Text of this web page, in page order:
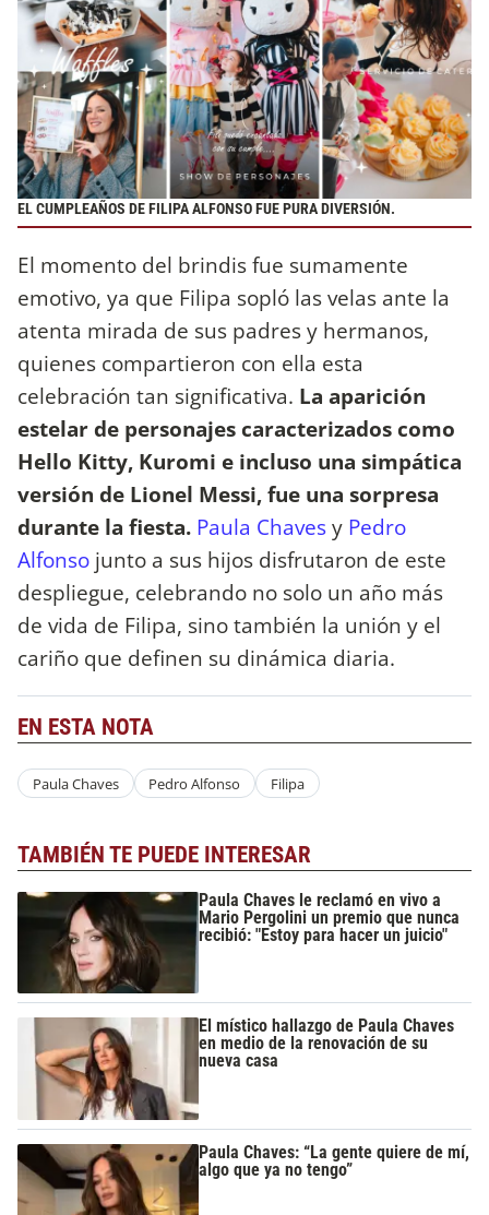
EL CUMPLEAÑOS DE FILIPA ALFONSO FUE PURA DIVERSIÓN.
El momento del brindis fue sumamente
emotivo, ya que Filipa sopló las velas ante la
atenta mirada de sus padres y hermanos,
quienes compartieron con ella esta
celebración tan significativa. La aparición
estelar de personajes caracterizados como
Hello Kitty, Kuromi e incluso una simpática
versión de Lionel Messi, fue una sorpresa
durante la fiesta. Paula Chavesy Pedro
Alfonso junto a sus hijos disfrutaron de este
despliegue, celebrando no solo un año más
de vida de Filipa, sino también la unión y el
cariño que definen su dinámica diaria.
EN ESTA NOTA
Paula Chaves Pedro Alfonso Filipa
TAMBIÉN TE PUEDE INTERESAR
Paula Chaves le reclamó en vivo a
Mario Pergolini un premio que nunca
recibió: "Estoy para hacer un juicio"
El místico hallazgo de Paula Chaves
en medio de la renovación de su
nueva casa
Paula Chaves: “La gente quiere de mí,
algo que ya no tengo”